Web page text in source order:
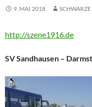
9. MAI 2018
http://szene1916.de
SV Sandhausen –